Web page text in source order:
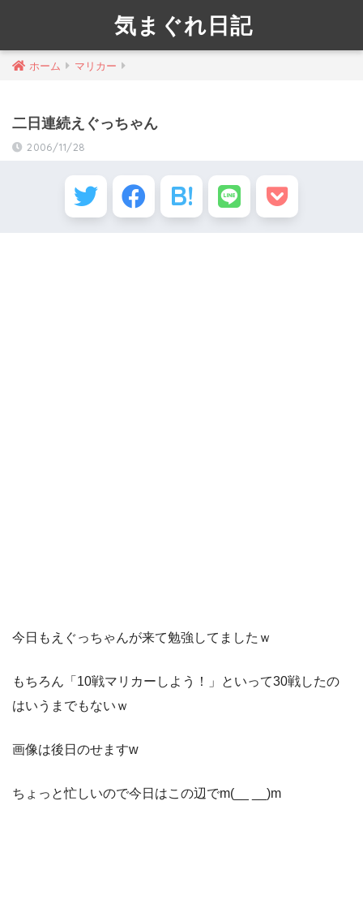
気まぐれ日記
ホーム マリカー
二日連続えぐっちゃん
2006/11/28
今日もえぐっちゃんが来て勉強してましたｗ
もちろん「10戦マリカーしよう！」といって30戦したの
はいうまでもないｗ
画像は後日のせますw
ちょっと忙しいので今日はこの辺でm(__ __)m